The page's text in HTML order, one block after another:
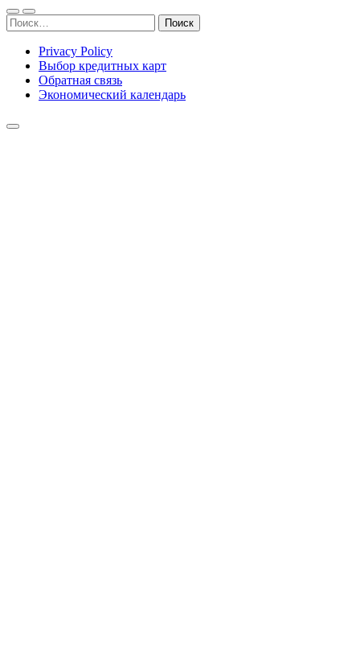
Найти:
Privacy Policy
Выбор кредитных карт
Обратная связь
Экономический календарь